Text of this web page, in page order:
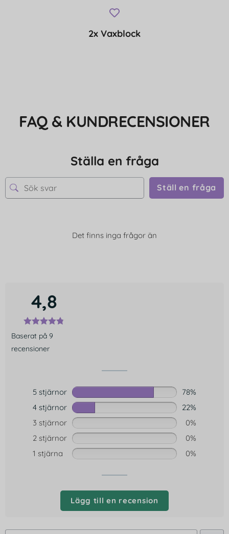
2x Vaxblock
FAQ & KUNDRECENSIONER
Ställa en fråga
Ställ en fråga
Det finns inga frågor än
4,8
Baserat på 9
recensioner
5 stjärnor
78%
4 stjärnor
22%
3 stjärnor
0%
2 stjärnor
0%
1 stjärna
0%
Lägg till en recension